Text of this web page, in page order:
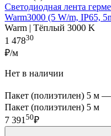
Светодиодная лента
Warm3000 (5 W/m, IP65,
Warm | Тёплый 3000 K
1 47830
₽/м
Нет в наличии
Пакет (полиэтилен) 5 м —
Пакет (полиэтилен) 5 м
7 391 50₽